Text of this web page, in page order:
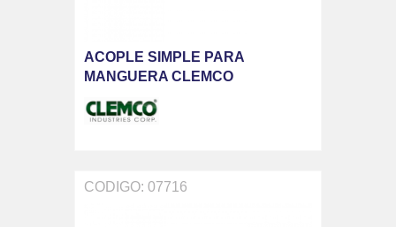
ACOPLE SIMPLE PARA
MANGUERA CLEMCO
CODIGO: 07716